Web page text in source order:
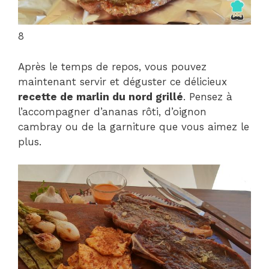
8
Après le temps de repos, vous pouvez
maintenant servir et déguster ce délicieux
recette de marlin du nord grillé. Pensez à
l’accompagner d’ananas rôti, d’oignon
cambray ou de la garniture que vous aimez le
plus.